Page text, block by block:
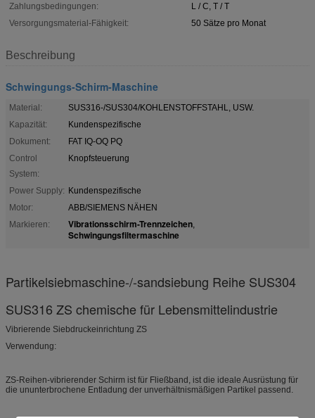
Zahlungsbedingungen:
L / C, T / T
Versorgungsmaterial-Fähigkeit:
50 Sätze pro Monat
Beschreibung
Schwingungs-Schirm-Maschine
Material:
SUS316-/SUS304/KOHLENSTOFFSTAHL, USW.
Kapazität:
Kundenspezifische
Dokument:
FAT IQ-OQ PQ
Control
System:
Knopfsteuerung
Power Supply: Kundenspezifische
Motor:
ABB/SIEMENS NÄHEN
Markieren:
Vibrationsschirm-Trennzeichen,
Schwingungsfiltermaschine
Partikelsiebmaschine-/-sandsiebung Reihe SUS304
SUS316 ZS chemische für Lebensmittelindustrie
Vibrierende Siebdruckeinrichtung ZS
Verwendung:
ZS-Reihen-vibrierender Schirm ist für Fließband, ist die ideale Ausrüstung für
die ununterbrochene Entladung der unverhältnismäßigen Partikel passend.